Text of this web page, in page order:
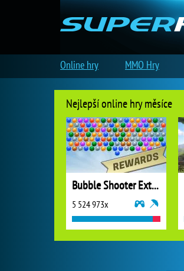
Nejlepší online hry měsíce
Bubble Shooter Extreme
5 524 973x
Online hry MMO Hry